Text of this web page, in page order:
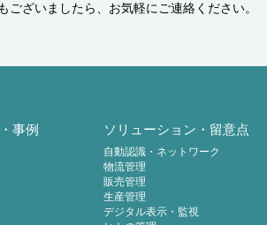
ございましたら、お気軽にご連絡ください。
事例 ソリューション・留意点
自動認識・ネットワーク
物流管理
販売管理
生産管理
デジタル表示・監視